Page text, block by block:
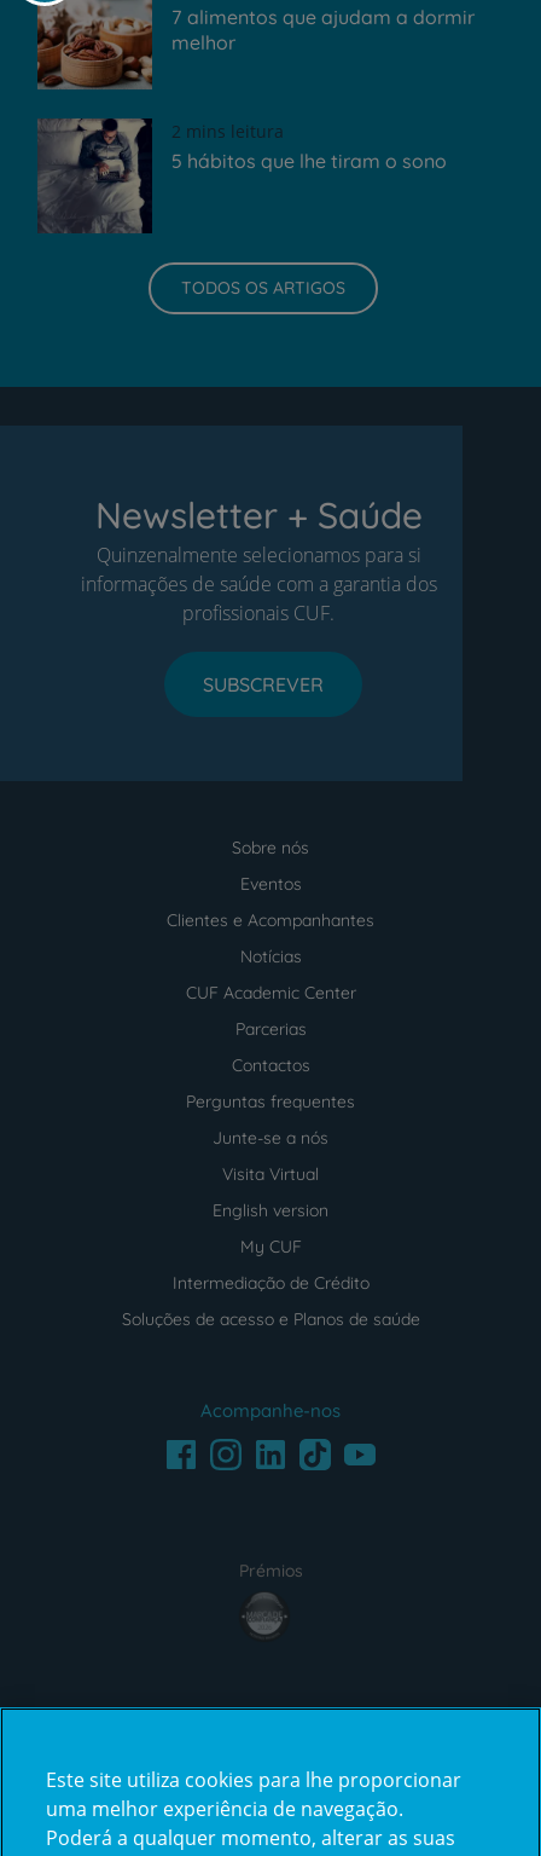
7 alimentos que ajudam a dormir
melhor
2 mins leitura
5 hábitos que lhe tiram o sono
TODOS OS ARTIGOS
Newsletter + Saúde
Quinzenalmente selecionamos para si
informações de saúde com a garantia dos
profissionais CUF.
SUBSCREVER
Sobre nós
Eventos
Clientes e Acompanhantes
Notícias
CUF Academic Center
Parcerias
Contactos
Perguntas frequentes
Junte-se a nós
Visita Virtual
English version
My CUF
Intermediação de Crédito
Soluções de acesso e Planos de saúde
Acompanhe-nos
FacebookInstagramLinkedInTikTokYoutube
Prémios
award4
certification2certification3
Este site utiliza cookies para lhe proporcionar
uma melhor experiência de navegação.
Poderá a qualquer momento, alterar as suas